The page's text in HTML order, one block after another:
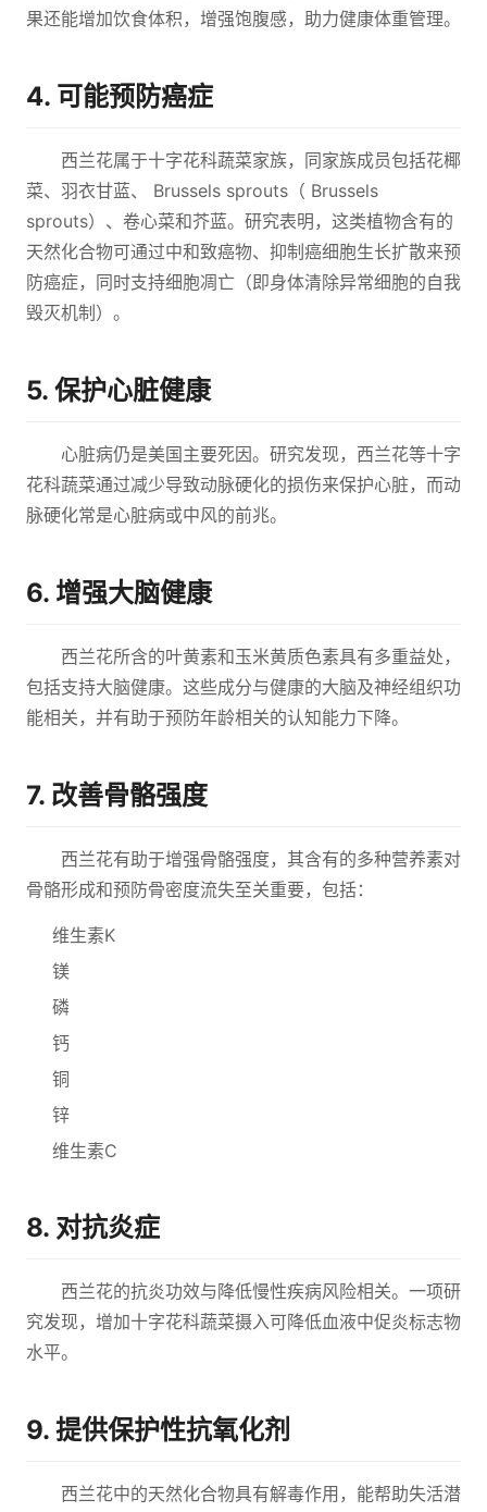
果还能增加饮食体积，增强饱腹感，助力健康体重管理。
4. 可能预防癌症
西兰花属于十字花科蔬菜家族，同家族成员包括花椰
菜、羽衣甘蓝、 Brussels sprouts（ Brussels
sprouts）、卷心菜和芥蓝。研究表明，这类植物含有的
天然化合物可通过中和致癌物、抑制癌细胞生长扩散来预
防癌症，同时支持细胞凋亡（即身体清除异常细胞的自我
毁灭机制）。
5. 保护心脏健康
心脏病仍是美国主要死因。研究发现，西兰花等十字
花科蔬菜通过减少导致动脉硬化的损伤来保护心脏，而动
脉硬化常是心脏病或中风的前兆。
6. 增强大脑健康
西兰花所含的叶黄素和玉米黄质色素具有多重益处，
包括支持大脑健康。这些成分与健康的大脑及神经组织功
能相关，并有助于预防年龄相关的认知能力下降。
7. 改善骨骼强度
西兰花有助于增强骨骼强度，其含有的多种营养素对
骨骼形成和预防骨密度流失至关重要，包括：
维生素K
镁
磷
钙
铜
锌
维生素C
8. 对抗炎症
西兰花的抗炎功效与降低慢性疾病风险相关。一项研
究发现，增加十字花科蔬菜摄入可降低血液中促炎标志物
水平。
9. 提供保护性抗氧化剂
西兰花中的天然化合物具有解毒作用，能帮助失活潜